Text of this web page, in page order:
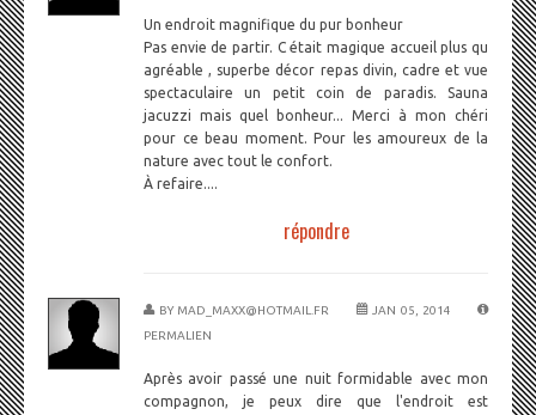
Un endroit magnifique du pur bonheur
Pas envie de partir. C était magique accueil plus qu
agréable , superbe décor repas divin, cadre et vue
spectaculaire un petit coin de paradis. Sauna
jacuzzi mais quel bonheur... Merci à mon chéri
pour ce beau moment. Pour les amoureux de la
nature avec tout le confort.
À refaire....
répondre
BY MAD_MAXX@HOTMAIL.FR
JAN 05, 2014
PERMALIEN
Après avoir passé une nuit formidable avec mon
compagnon, je peux dire que l'endroit est